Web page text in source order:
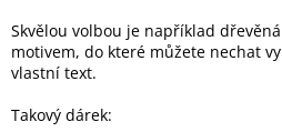
Skvělou volbou je například
motivem, do které můžete nechat
vlastní text.
Takový dárek: